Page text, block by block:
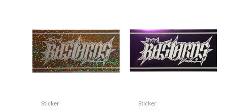
Sticker Sticker